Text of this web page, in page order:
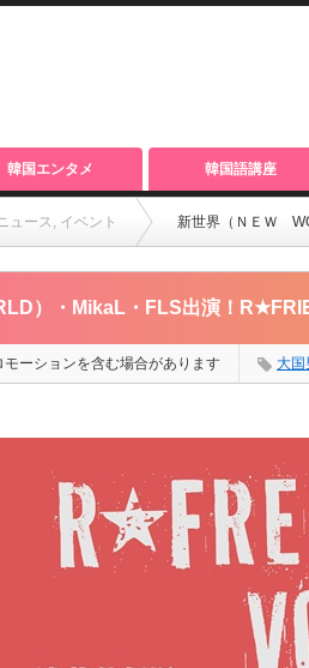
韓国エンタメ 韓国語講座
ュース, イベント 新世界（ＮＥＷ
）・MikaL・FLS出演！
ーションを含む場合があります 大国